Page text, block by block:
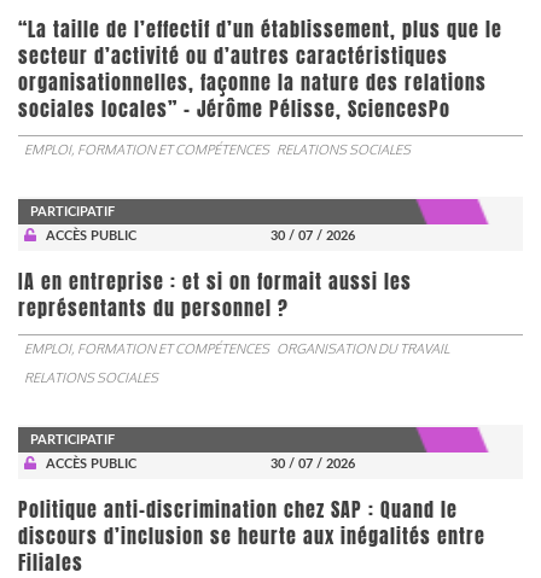
“La taille de l’effectif d’un établissement, plus que le
secteur d’activité ou d’autres caractéristiques
organisationnelles, façonne la nature des relations
sociales locales” - Jérôme Pélisse, SciencesPo
EMPLOI, FORMATION ET COMPÉTENCES RELATIONS SOCIALES
PARTICIPATIF
ACCÈS PUBLIC
30 / 07 / 2026
IA en entreprise : et si on formait aussi les
représentants du personnel ?
EMPLOI, FORMATION ET COMPÉTENCES ORGANISATION DU TRAVAIL
RELATIONS SOCIALES
PARTICIPATIF
ACCÈS PUBLIC
30 / 07 / 2026
Politique anti-discrimination chez SAP : Quand le
discours d’inclusion se heurte aux inégalités entre
Filiales